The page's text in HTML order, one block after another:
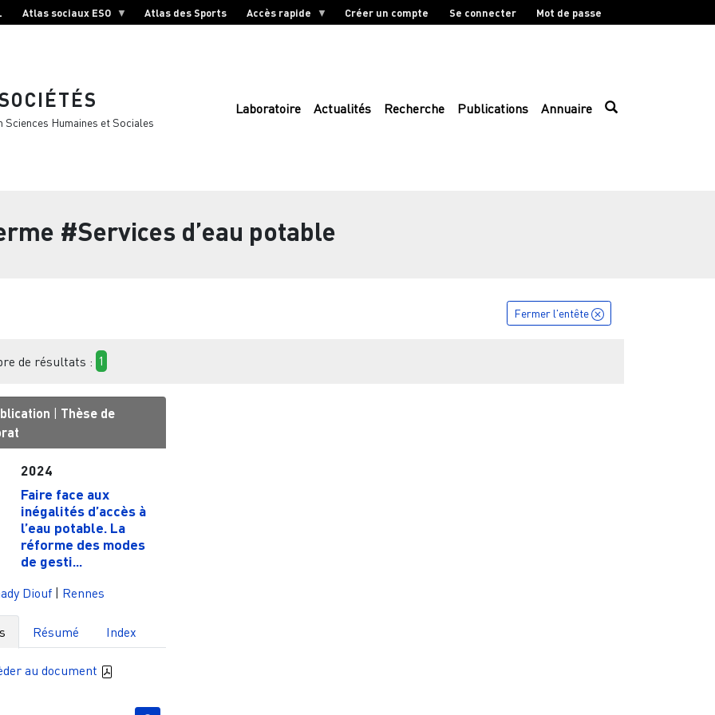
Atlas sociaux ESO Atlas des Sports Accès rapide Créer un compte Se connecter Mot de passe
Humaines et Sociales
Laboratoire Actualités Recherche Publications Annuaire
#Services d’eau potable
Fermer l'entête
de résultats : 1
| Thèse de
2024
Faire face aux
inégalités d’accès à
l’eau potable. La
réforme des modes
de gesti...
Diouf | Rennes
Résumé Index
au document